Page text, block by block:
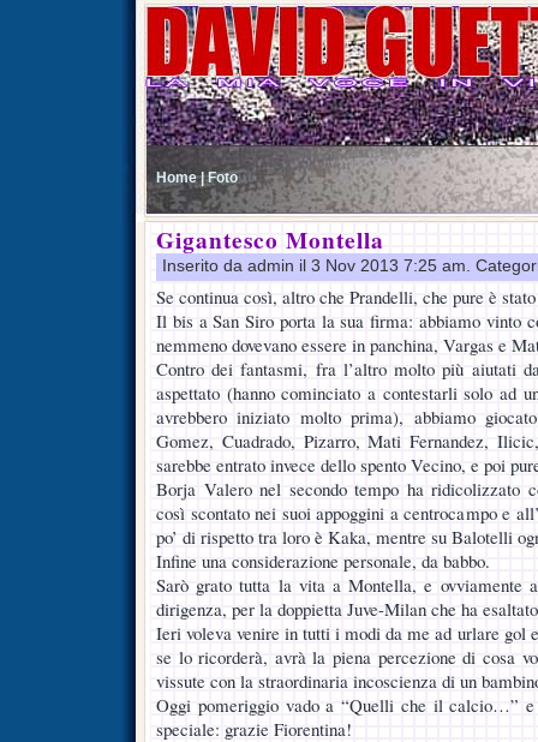
Home | Foto
Gigantesco Montella
Inserito da admin il 3 Nov 2013 7:25 am.
Se continua così, altro che Prandelli, che pure è
Il bis a San Siro porta la sua firma: abbiamo vinto
nemmeno dovevano essere in panchina, Vargas e
Contro dei fantasmi, fra l’altro molto più aiutati
aspettato (hanno cominciato a contestarli solo ad
avrebbero iniziato molto prima), abbiamo
Gomez, Cuadrado, Pizarro, Mati Fernandez,
sarebbe entrato invece dello spento Vecino, e poi
Borja Valero nel secondo tempo ha ridicolizzato
così scontato nei suoi appoggini a centrocampo e
po’ di rispetto tra loro è Kaka, mentre su Balotelli
Infine una considerazione personale, da babbo.
Sarò grato tutta la vita a Montella, e ovviamente
dirigenza, per la doppietta Juve-Milan che ha
Ieri voleva venire in tutti i modi da me ad urlare gol
se lo ricorderà, avrà la piena percezione di cosa
vissute con la straordinaria incoscienza di un
Oggi pomeriggio vado a “Quelli che il calcio…” e
speciale: grazie Fiorentina!